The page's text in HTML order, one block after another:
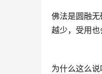
佛法是圆融
越少，受用也
为什么这么